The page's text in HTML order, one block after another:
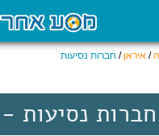
/ איראן / חברות נסיעות
חברות נסיעות